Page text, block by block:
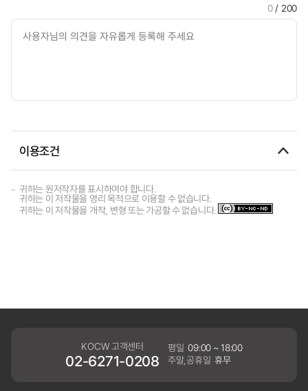
0/ 200
이용조건
귀하는 원저작자를 표시하여야 합니다.
귀하는 이 저작물을 영리 목적으로 이용할 수 없습니다.
귀하는 이 저작물을 개작, 변형 또는 가공할 수 없습니다.
KOCW 고객센터
02-6271-0208
평일 09:00 ~ 18:00
주말,공휴일 휴무